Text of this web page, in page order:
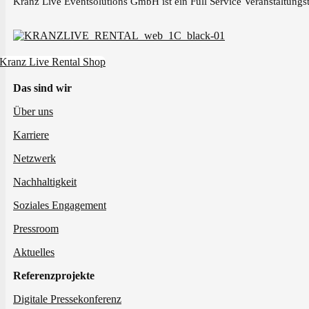
Kranz Live Rental Shop
Das sind wir
Über uns
Karriere
Netzwerk
Nachhaltigkeit
Soziales Engagement
Pressroom
Aktuelles
Referenzprojekte
Digitale Pressekonferenz